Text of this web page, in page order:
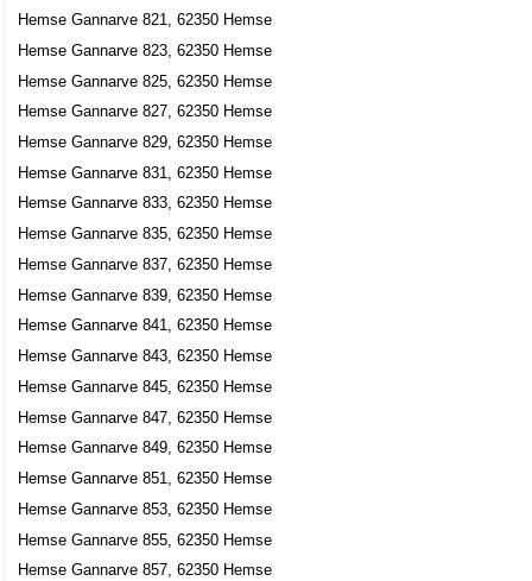
Hemse Gannarve 821, 62350 Hemse
Hemse Gannarve 823, 62350 Hemse
Hemse Gannarve 825, 62350 Hemse
Hemse Gannarve 827, 62350 Hemse
Hemse Gannarve 829, 62350 Hemse
Hemse Gannarve 831, 62350 Hemse
Hemse Gannarve 833, 62350 Hemse
Hemse Gannarve 835, 62350 Hemse
Hemse Gannarve 837, 62350 Hemse
Hemse Gannarve 839, 62350 Hemse
Hemse Gannarve 841, 62350 Hemse
Hemse Gannarve 843, 62350 Hemse
Hemse Gannarve 845, 62350 Hemse
Hemse Gannarve 847, 62350 Hemse
Hemse Gannarve 849, 62350 Hemse
Hemse Gannarve 851, 62350 Hemse
Hemse Gannarve 853, 62350 Hemse
Hemse Gannarve 855, 62350 Hemse
Hemse Gannarve 857, 62350 Hemse